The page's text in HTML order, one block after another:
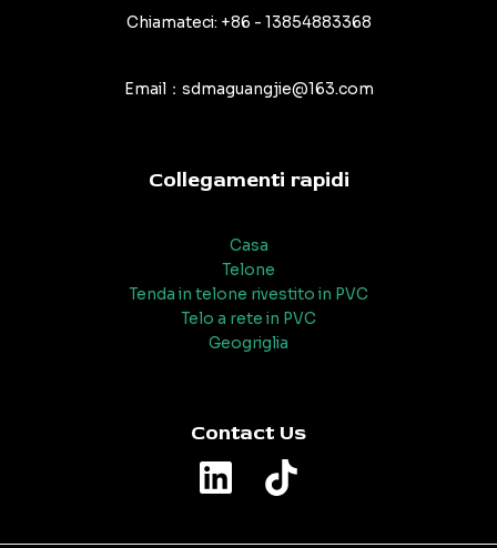
Chiamateci: +86 - 13854883368
Email：sdmaguangjie@163.com
Collegamenti rapidi
Casa
Telone
Tenda in telone rivestito in PVC
Telo a rete in PVC
Geogriglia
Contact Us